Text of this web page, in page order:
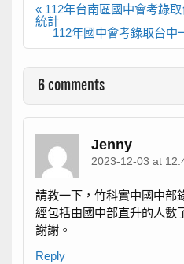
文
章
« 112年台南區國中會考錄
統計
112年國中會考錄取台中
6 comments
Jenny
2023-12-03 at
請教一下，竹科實中國中部
經包括由國中部直升的人數
謝謝。
Reply